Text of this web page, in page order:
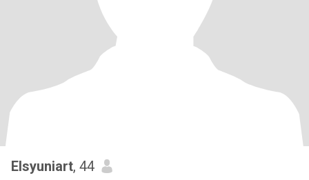
Elsyuniart, 44